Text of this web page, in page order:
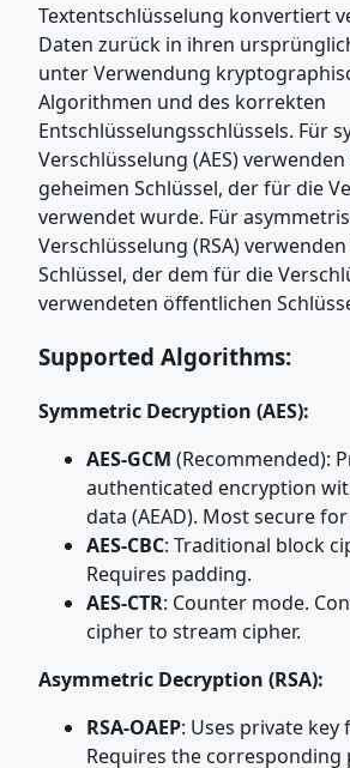
Textentschlüsselung konvertiert
Daten zurück in ihren
unter Verwendung
Algorithmen und des korrekten
Entschlüsselungsschlüssels. Für
Verschlüsselung (AES)
geheimen Schlüssel, der für die
verwendet wurde. Für
Verschlüsselung (RSA)
Schlüssel, der dem für die
verwendeten öffentlichen
Supported Algorithms:
Symmetric Decryption (AES):
AES-GCM (Recommended):
authenticated encryption
data (AEAD). Most secure
AES-CBC: Traditional block
Requires padding.
AES-CTR: Counter mode.
cipher to stream cipher.
Asymmetric Decryption (RSA):
RSA-OAEP: Uses private
Requires the corresponding